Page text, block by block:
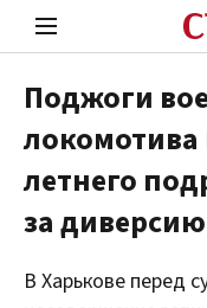
Стоп Политической
Поджоги
локомотива
летнего
за диверсию
В Харькове перед